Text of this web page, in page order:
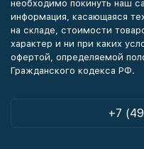
необходимо покинуть наш
информация, касающаяся
на складе, стоимости
характер и ни при каких
офертой, определяемой
Гражданского кодекса РФ.
+7